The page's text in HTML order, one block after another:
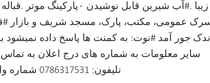
زیبا .#آب شیرین قابل نوشیدن
اندک جور آمد #نوت: به کمنت ها پاسخ داده نمیشود
سایر معلومات به شماره های درج اعلان به
تلیفون: 0786317531 شماره واتساپ: 0706776412